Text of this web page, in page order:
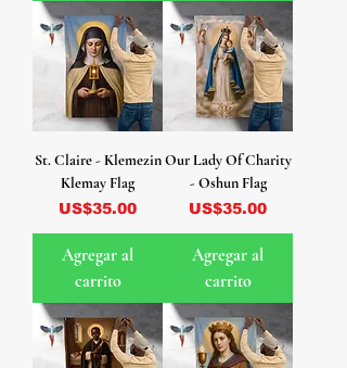
St. Claire - Klemezin
Klemay Flag
Precio
US$35.00
Agregar al
carrito
Our Lady Of Charity
- Oshun Flag
Precio
US$35.00
Agregar al
carrito